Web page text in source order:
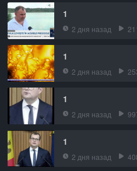
1
2 дня назад
1
2 дня назад
1
2 дня назад
1
2 дня назад